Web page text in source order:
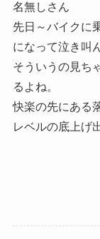
名無しさん
先日～バイクに
になって泣き叫
そういうの見ち
るよね。
快楽の先にある
レベルの底上げ